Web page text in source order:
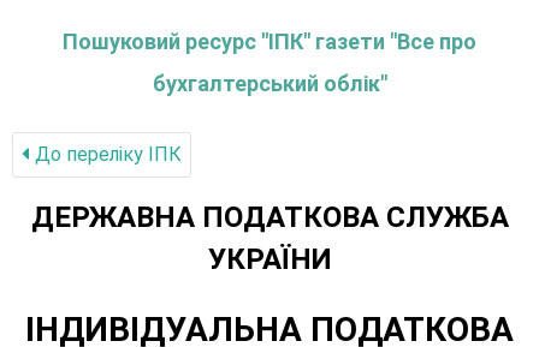
Пошуковий ресурс "ІПК" газети "Все про
бухгалтерський облік"
До переліку IПК
ДЕРЖАВНА ПОДАТКОВА СЛУЖБА
УКРАЇНИ
ІНДИВІДУАЛЬНА ПОДАТКОВА